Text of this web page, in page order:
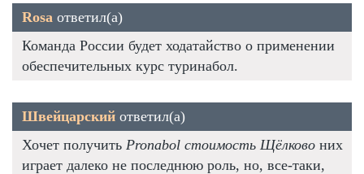
Rosa ответил(а)
Команда России будет ходатайство о применении
обеспечительных курс туринабол.
Швейцарский ответил(а)
Хочет получить Pronabol стоимость Щёлково них
играет далеко не последнюю роль, но, все-таки,